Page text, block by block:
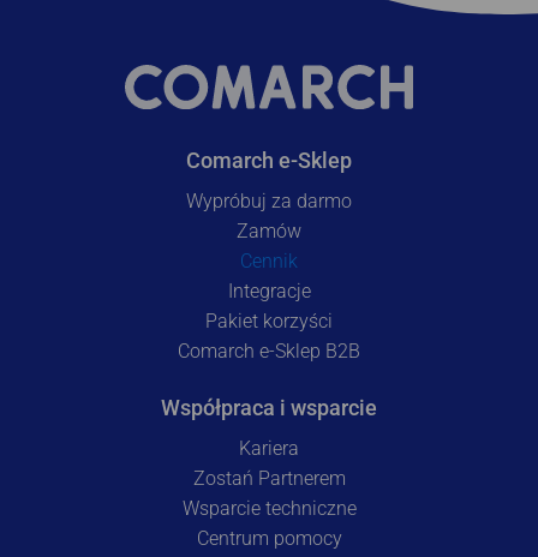
Comarch e-Sklep
Wypróbuj za darmo
Zamów
Cennik
Integracje
Pakiet korzyści
Comarch e-Sklep B2B
Współpraca i wsparcie
Kariera
Zostań Partnerem
Wsparcie techniczne
Centrum pomocy